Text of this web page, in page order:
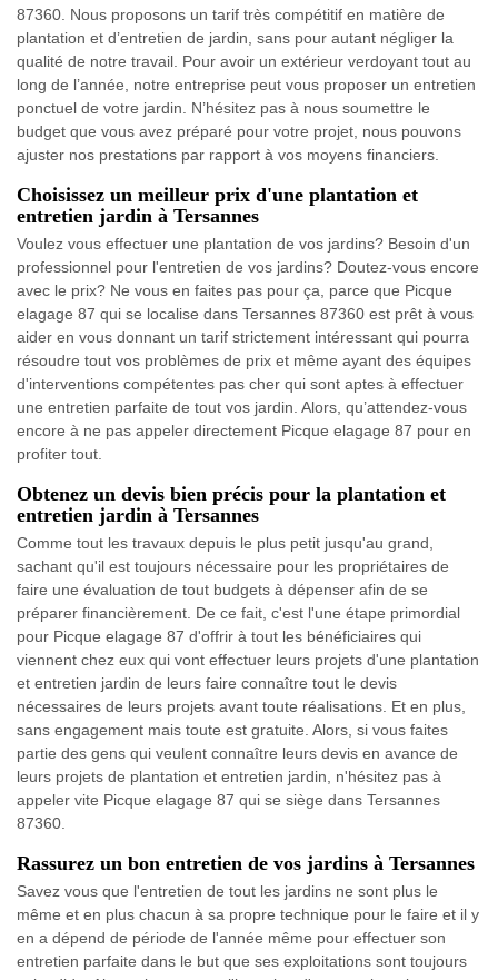
87360. Nous proposons un tarif très compétitif en matière de
plantation et d’entretien de jardin, sans pour autant négliger la
qualité de notre travail. Pour avoir un extérieur verdoyant tout au
long de l’année, notre entreprise peut vous proposer un entretien
ponctuel de votre jardin. N’hésitez pas à nous soumettre le
budget que vous avez préparé pour votre projet, nous pouvons
ajuster nos prestations par rapport à vos moyens financiers.
Choisissez un meilleur prix d'une plantation et
entretien jardin à Tersannes
Voulez vous effectuer une plantation de vos jardins? Besoin d'un
professionnel pour l'entretien de vos jardins? Doutez-vous encore
avec le prix? Ne vous en faites pas pour ça, parce que Picque
elagage 87 qui se localise dans Tersannes 87360 est prêt à vous
aider en vous donnant un tarif strictement intéressant qui pourra
résoudre tout vos problèmes de prix et même ayant des équipes
d'interventions compétentes pas cher qui sont aptes à effectuer
une entretien parfaite de tout vos jardin. Alors, qu’attendez-vous
encore à ne pas appeler directement Picque elagage 87 pour en
profiter tout.
Obtenez un devis bien précis pour la plantation et
entretien jardin à Tersannes
Comme tout les travaux depuis le plus petit jusqu'au grand,
sachant qu'il est toujours nécessaire pour les propriétaires de
faire une évaluation de tout budgets à dépenser afin de se
préparer financièrement. De ce fait, c'est l'une étape primordial
pour Picque elagage 87 d'offrir à tout les bénéficiaires qui
viennent chez eux qui vont effectuer leurs projets d'une plantation
et entretien jardin de leurs faire connaître tout le devis
nécessaires de leurs projets avant toute réalisations. Et en plus,
sans engagement mais toute est gratuite. Alors, si vous faites
partie des gens qui veulent connaître leurs devis en avance de
leurs projets de plantation et entretien jardin, n'hésitez pas à
appeler vite Picque elagage 87 qui se siège dans Tersannes
87360.
Rassurez un bon entretien de vos jardins à Tersannes
Savez vous que l'entretien de tout les jardins ne sont plus le
même et en plus chacun à sa propre technique pour le faire et il y
en a dépend de période de l'année même pour effectuer son
entretien parfaite dans le but que ses exploitations sont toujours